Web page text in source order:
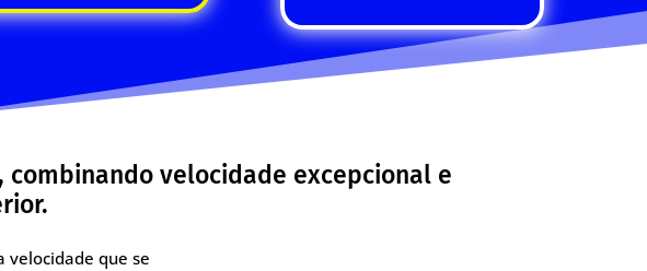
velocidade excepcional e
velocidade que se